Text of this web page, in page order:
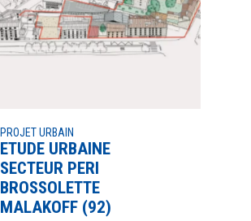
PROJET URBAIN
ETUDE URBAINE
SECTEUR PERI
BROSSOLETTE
MALAKOFF (92)